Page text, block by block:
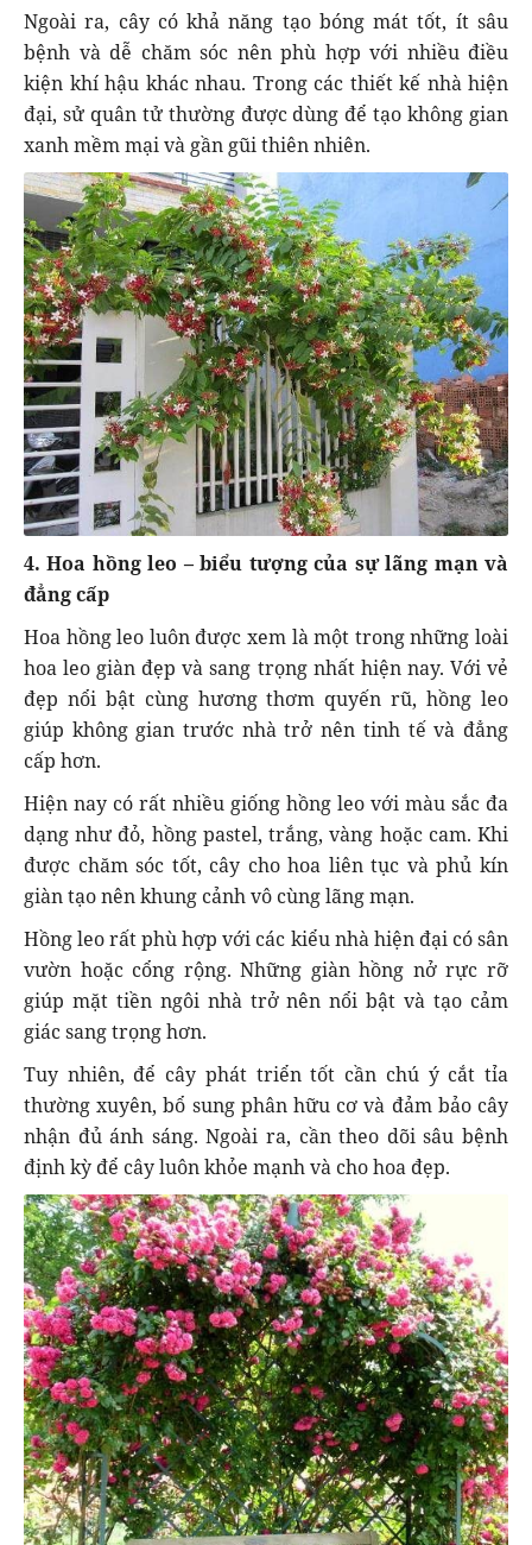
Ngoài ra, cây có khả năng tạo bóng mát tốt, ít sâu
bệnh và dễ chăm sóc nên phù hợp với nhiều điều
kiện khí hậu khác nhau. Trong các thiết kế nhà hiện
đại, sử quân tử thường được dùng để tạo không gian
xanh mềm mại và gần gũi thiên nhiên.
4. Hoa hồng leo – biểu tượng của sự lãng mạn và
đẳng cấp
Hoa hồng leo luôn được xem là một trong những loài
hoa leo giàn đẹp và sang trọng nhất hiện nay. Với vẻ
đẹp nổi bật cùng hương thơm quyến rũ, hồng leo
giúp không gian trước nhà trở nên tinh tế và đẳng
cấp hơn.
Hiện nay có rất nhiều giống hồng leo với màu sắc đa
dạng như đỏ, hồng pastel, trắng, vàng hoặc cam. Khi
được chăm sóc tốt, cây cho hoa liên tục và phủ kín
giàn tạo nên khung cảnh vô cùng lãng mạn.
Hồng leo rất phù hợp với các kiểu nhà hiện đại có sân
vườn hoặc cổng rộng. Những giàn hồng nở rực rỡ
giúp mặt tiền ngôi nhà trở nên nổi bật và tạo cảm
giác sang trọng hơn.
Tuy nhiên, để cây phát triển tốt cần chú ý cắt tỉa
thường xuyên, bổ sung phân hữu cơ và đảm bảo cây
nhận đủ ánh sáng. Ngoài ra, cần theo dõi sâu bệnh
định kỳ để cây luôn khỏe mạnh và cho hoa đẹp.